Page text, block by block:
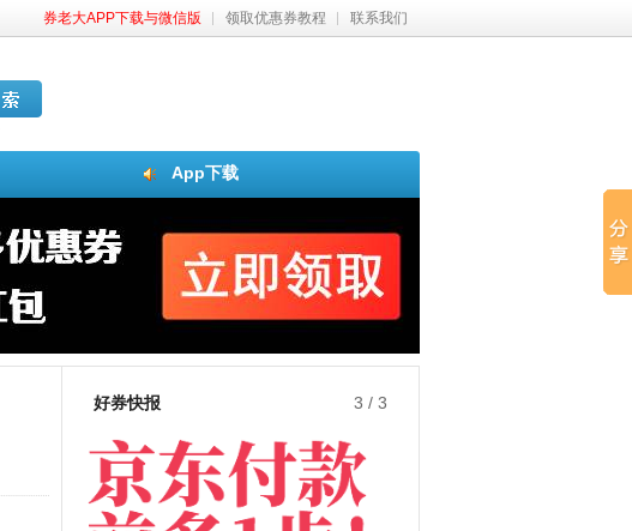
券老大APP下载与微信版 领取优惠券教程 联系我们
App下载
好券快报 3 / 3